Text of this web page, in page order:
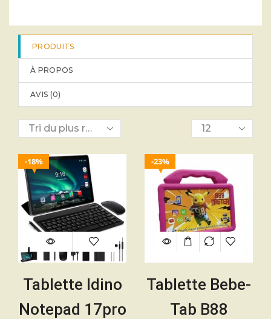
PRODUITS
À PROPOS
AVIS (0)
18%
Tablette Idino
Notepad 17pro
23%
Tablette Bebe-
Tab B88